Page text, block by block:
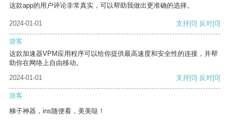
这款app的用户评论非常真实，可以帮助我做出更准确的选择。
2024-01-01 支持[0] 反对[0]
游客
这款加速器VPM应用程序可以给你提供最高速度和安全性的连接，并帮
助你在网络上自由移动。
2024-01-01
支持[0] 反对[0]
游客
梯子神器，ins随便看，美美哒！